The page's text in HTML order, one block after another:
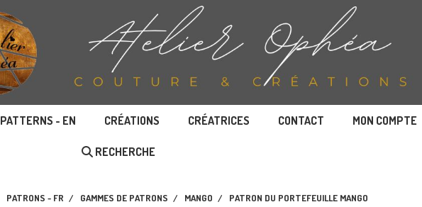
PATTERNS - EN CRÉATIONS CRÉATRICES CONTACT MON COMPTE
RECHERCHE
PATRONS - FR GAMMES DE PATRONS MANGO PATRON DU PORTEFEUILLE MANGO